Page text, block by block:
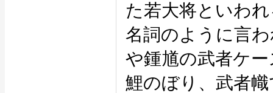
た若大将といわ
名詞のように言
や鍾馗の武者ケ
鯉のぼり、武者